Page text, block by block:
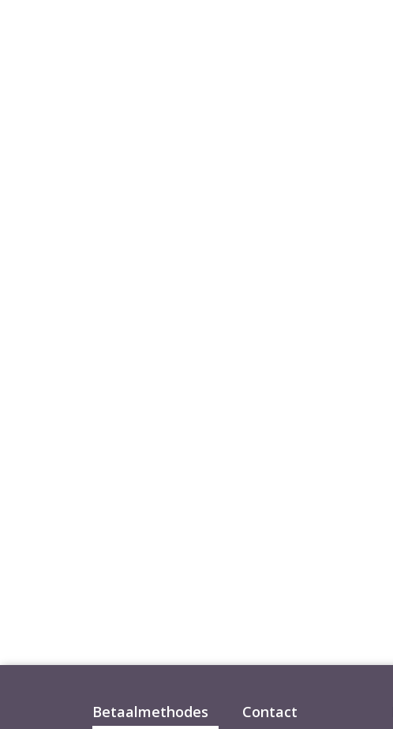
Betaalmethodes Contact